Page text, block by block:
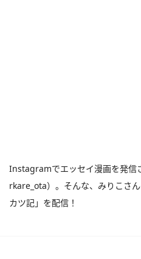
Instagramでエッセイ漫画を発信
rkare_ota）。そんな、みりこさ
カツ記」を配信！